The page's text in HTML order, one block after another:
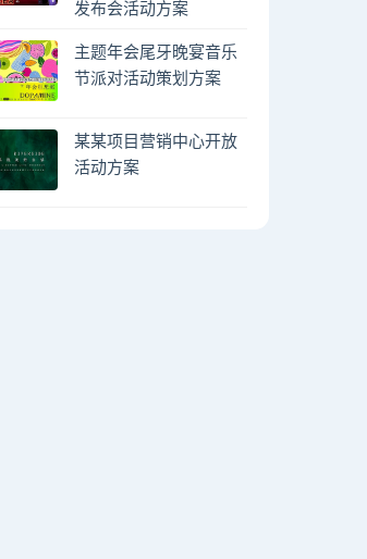
发布会活动方案
主题年会尾牙晚宴音乐
节派对活动策划方案
某某项目营销中心开放
活动方案